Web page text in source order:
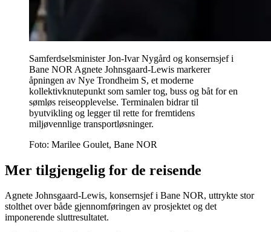
Samferdselsminister Jon-Ivar Nygård og konsernsjef i
Bane NOR Agnete Johnsgaard-Lewis markerer
åpningen av Nye Trondheim S, et moderne
kollektivknutepunkt som samler tog, buss og båt for en
sømløs reiseopplevelse. Terminalen bidrar til
byutvikling og legger til rette for fremtidens
miljøvennlige transportløsninger.
Foto: Marilee Goulet, Bane NOR
Mer tilgjengelig for de reisende
Agnete Johnsgaard-Lewis, konsernsjef i Bane NOR, uttrykte stor
stolthet over både gjennomføringen av prosjektet og det
imponerende sluttresultatet.